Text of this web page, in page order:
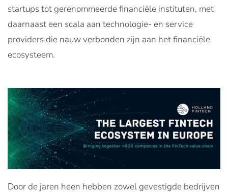
startups tot gerenommeerde financiële instituten, met
daarnaast een scala aan technologie- en service
providers die nauw verbonden zijn aan het financiële
ecosysteem.
Door de jaren heen hebben zowel gevestigde bedrijven